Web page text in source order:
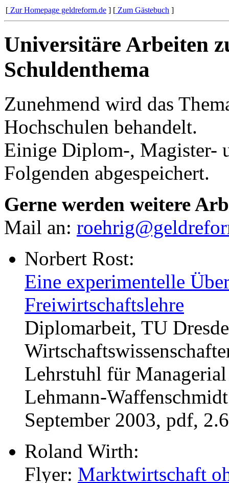
[ Zur Homepage geldreform.de ] [ Zum Gästebuch ]
Universitäre Arbeiten
Schuldenthema
Zunehmend wird das
Hochschulen behandelt.
Einige Diplom-, Magister-
Folgenden abgespeichert.
Gerne werden weitere
Mail an:
Norbert Rost:
Eine experimentelle
Freiwirtschaftslehre
Diplomarbeit, TU
Lehrstuhl für
Lehmann-Waffenschmidt
September 2003, pdf,
Roland Wirth:
Flyer: Marktwirtschaft